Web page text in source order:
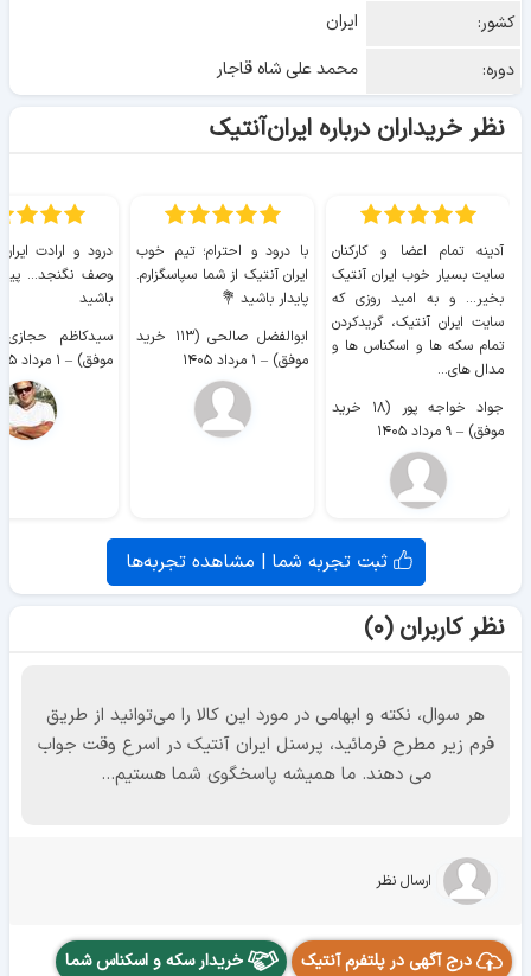
کشور:
ایران
دوره:
محمد علی شاه قاجار
نظر خریداران درباره ایران‌آنتیک
آدینه تمام اعضا و کارکنان
سایت بسیار خوب ايران آنتیک
بخیر... و به امید روزی که
سایت ايران آنتیک، گریدکردن
تمام سکه ها و اسکناس ها و
مدال های...
جواد خواجه پور (۱۸ خرید
موفق) – ۹ مرداد ۱۴۰۵
با درود و احترام؛ تیم خوب
ایران آنتیک از شما سپاسگزارم.
پایدار باشید 💐
ابوالفضل صالحی (۱۱۳ خرید
موفق) – ۱ مرداد ۱۴۰۵
درود و ارادت
وصف نگنجد...
باشید
موفق) – ۱ مرداد ۱۴۰۵
ثبت تجربه شما | مشاهده تجربه‌ها
نظر کاربران (۰)
هر سوال، نکته و ابهامی در مورد این کالا را می‌توانید از طریق
فرم زیر مطرح فرمائید، پرسنل ایران آنتیک در اسرع وقت جواب
می دهند. ما همیشه پاسخگوی شما هستیم...
ارسال نظر
درج آگهی در پلتفرم آنتیک خریدار سکه و اسکناس شما